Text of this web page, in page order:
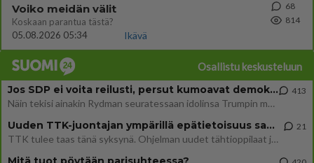
Voiko meidän välit
Koskaan parantua tästä?
05.08.2026 05:34
Ikävä
68
814
Osallistu keskusteluun
Jos SDP ei voita reilusti, persut kumoavat demokratian Suomesta
Näin tekisi ainakin Rydman seuratessaan idolinsa Trumpin mallia https://www.is.fi/politiikka/art-2000012187244.html
413
Uuden TTK-juontajan ympärillä epätietoisuus sakenee - Nyt MTV hämmentää soppaa
TTK tulee taas tänä syksynä. Ohjelman uudet tähtioppilaat julkistetaan torstaina 6. elokuuta klo 14 alkavassa lehdistö
21